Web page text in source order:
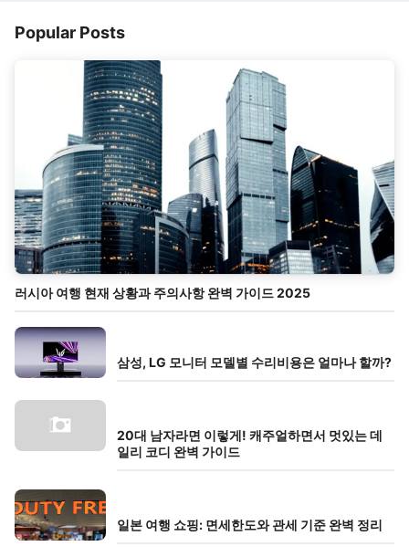
Popular Posts
러시아 여행 현재 상황과 주의사항 완벽 가이드 2025
삼성, LG 모니터 모델별 수리비용은 얼마나 할까?
20대 남자라면 이렇게! 캐주얼하면서 멋있는 데
일리 코디 완벽 가이드
일본 여행 쇼핑: 면세한도와 관세 기준 완벽 정리